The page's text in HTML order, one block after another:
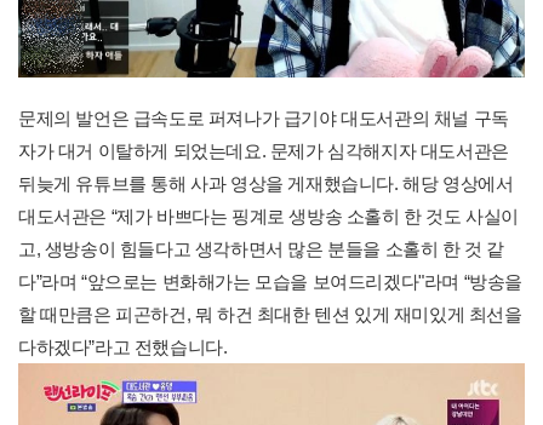
문제의 발언은 급속도로 퍼져나가 급기야 대도서관의 채널 구독
자가 대거 이탈하게 되었는데요. 문제가 심각해지자 대도서관은
뒤늦게 유튜브를 통해 사과 영상을 게재했습니다. 해당 영상에서
대도서관은 “제가 바쁘다는 핑계로 생방송 소홀히 한 것도 사실이
고, 생방송이 힘들다고 생각하면서 많은 분들을 소홀히 한 것 같
다”라며 “앞으로는 변화해가는 모습을 보여드리겠다"라며 “방송을
할 때만큼은 피곤하건, 뭐 하건 최대한 텐션 있게 재미있게 최선을
다하겠다”라고 전했습니다.